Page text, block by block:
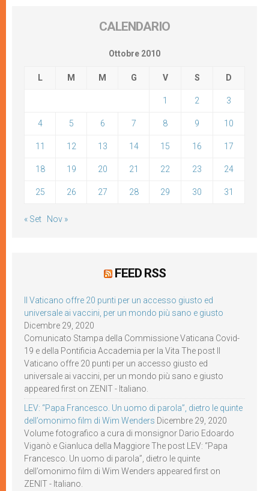
CALENDARIO
Ottobre 2010
L M M G V S D
1 2 3
4 5 6 7 8 9 10
11 12 13 14 15 16 17
18 19 20 21 22 23 24
25 26 27 28 29 30 31
« Set Nov »
FEED RSS
Il Vaticano offre 20 punti per un accesso giusto ed
universale ai vaccini, per un mondo più sano e giusto
Dicembre 29, 2020
Comunicato Stampa della Commissione Vaticana Covid-
19 e della Pontificia Accademia per la Vita The post Il
Vaticano offre 20 punti per un accesso giusto ed
universale ai vaccini, per un mondo più sano e giusto
appeared first on ZENIT - Italiano.
LEV: “Papa Francesco. Un uomo di parola”, dietro le quinte
dell’omonimo film di Wim Wenders Dicembre 29, 2020
Volume fotografico a cura di monsignor Dario Edoardo
Viganò e Gianluca della Maggiore The post LEV: “Papa
Francesco. Un uomo di parola”, dietro le quinte
dell’omonimo film di Wim Wenders appeared first on
ZENIT - Italiano.